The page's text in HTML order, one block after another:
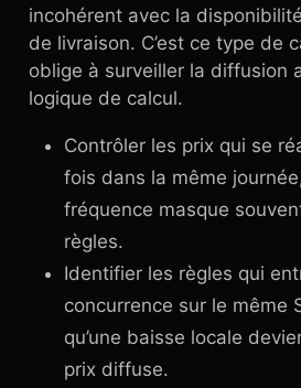
incohérent avec la
de livraison. C’est ce type de
oblige à surveiller la diffusion
logique de calcul.
Contrôler les prix qui se
fois dans la même
fréquence masque
règles.
Identifier les règles qui
concurrence sur le même
qu’une baisse locale
prix diffuse.